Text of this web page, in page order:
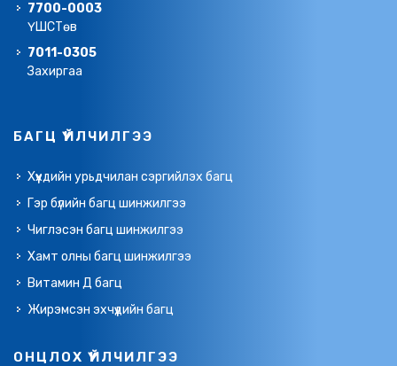
7700-0003
ҮШСТөв
7011-0305
Захиргаа
БАГЦ ҮЙЛЧИЛГЭЭ
Хүүхдийн урьдчилан сэргийлэх багц
Гэр бүлийн багц шинжилгээ
Чиглэсэн багц шинжилгээ
Хамт олны багц шинжилгээ
Витамин Д багц
Жирэмсэн эхчүүдийн багц
ОНЦЛОХ ҮЙЛЧИЛГЭЭ